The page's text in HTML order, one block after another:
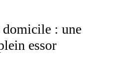
domicile : une
essor